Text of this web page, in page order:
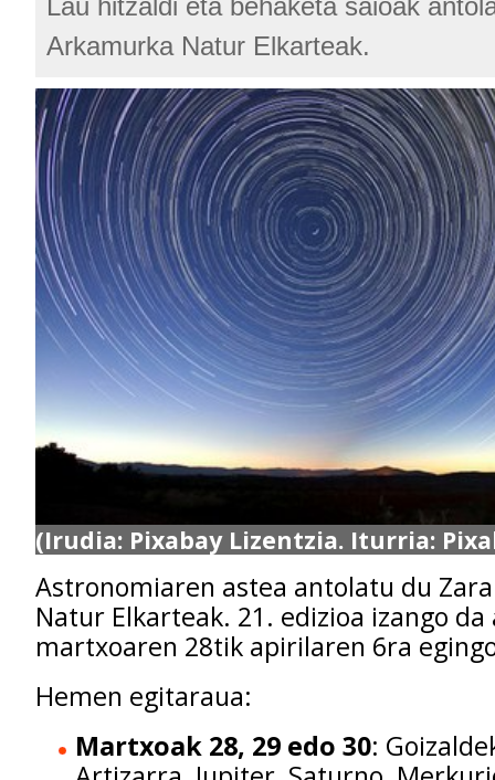
Lau hitzaldi eta behaketa saioak
Arkamurka Natur Elkarteak.
(Irudia: Pixabay Lizentzia. Iturria:
Astronomiaren astea antolatu du
Natur Elkarteak. 21. edizioa izango
martxoaren 28tik apirilaren 6ra
Hemen egitaraua:
Martxoak 28, 29 edo 30: